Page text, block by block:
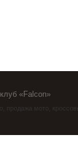
«Falcon»
, продажа мото,